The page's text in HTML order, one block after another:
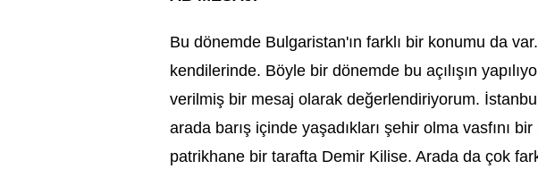
Bu dönemde Bulgaristan'ın farklı bir konumu da
kendilerinde. Böyle bir dönemde bu açılışın
verilmiş bir mesaj olarak değerlendiriyorum.
arada barış içinde yaşadıkları şehir olma vasfını
patrikhane bir tarafta Demir Kilise. Arada da çok